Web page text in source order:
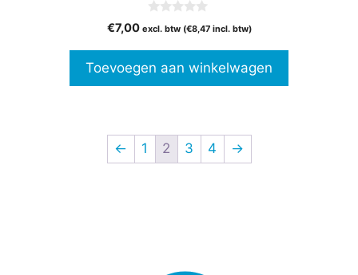
v
5
€7,00 excl. btw (€8,47incl. btw)
Toevoegen aan winkelwagen
← 1 2 3 4 →